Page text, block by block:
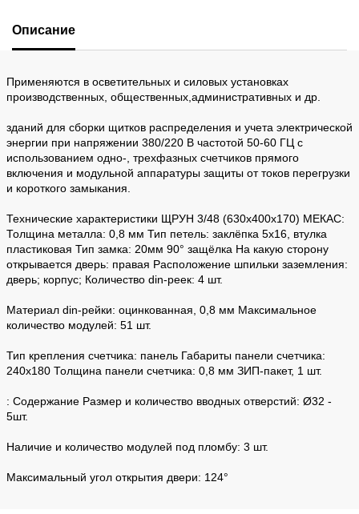
Описание
Применяются в осветительных и силовых установках
производственных, общественных,административных и др.
зданий для сборки щитков распределения и учета электрической
энергии при напряжении 380/220 В частотой 50-60 ГЦ с
использованием одно-, трехфазных счетчиков прямого
включения и модульной аппаратуры защиты от токов перегрузки
и короткого замыкания.
Технические характеристики ЩРУН 3/48 (630х400х170) МЕКАС:
Толщина металла: 0,8 мм Тип петель: заклёпка 5х16, втулка
пластиковая Тип замка: 20мм 90° защёлка На какую сторону
открывается дверь: правая Расположение шпильки заземления:
дверь; корпус; Количество din-реек: 4 шт.
Материал din-рейки: оцинкованная, 0,8 мм Максимальное
количество модулей: 51 шт.
Тип крепления счетчика: панель Габариты панели счетчика:
240х180 Толщина панели счетчика: 0,8 мм ЗИП-пакет, 1 шт.
: Содержание Размер и количество вводных отверстий: Ø32 -
5шт.
Наличие и количество модулей под пломбу: 3 шт.
Максимальный угол открытия двери: 124°